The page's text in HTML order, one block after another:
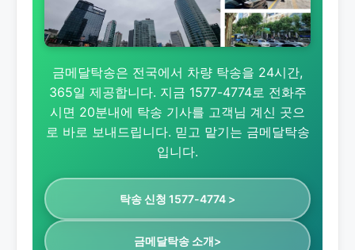
금메달탁송은 전국에서 차량 탁송을 24시간,
365일 제공합니다. 지금 1577-4774로 전화주
시면 20분내에 탁송 기사를 고객님 계신 곳으
로 바로 보내드립니다. 믿고 맡기는 금메달탁송
입니다.
탁송 신청 1577-4774 >
금메달탁송 소개>